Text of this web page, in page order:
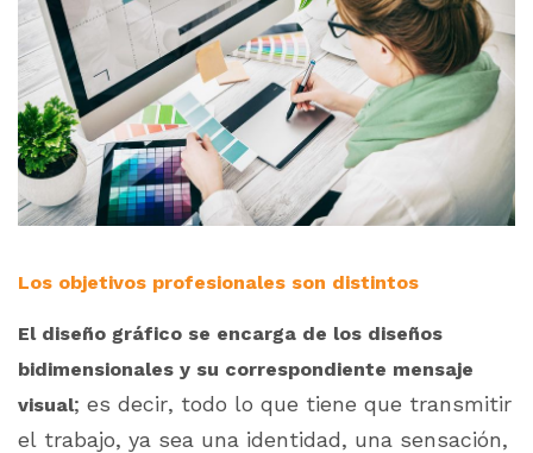
Los objetivos profesionales son distintos
El diseño gráfico se encarga de los diseños
bidimensionales y su correspondiente mensaje
visual; es decir, todo lo que tiene que transmitir
el trabajo, ya sea una identidad, una sensación,